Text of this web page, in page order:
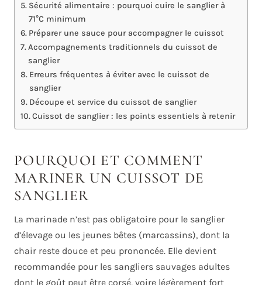
Sécurité alimentaire : pourquoi cuire le sanglier à
71°C minimum
Préparer une sauce pour accompagner le cuissot
Accompagnements traditionnels du cuissot de
sanglier
Erreurs fréquentes à éviter avec le cuissot de
sanglier
Découpe et service du cuissot de sanglier
Cuissot de sanglier : les points essentiels à retenir
POURQUOI ET COMMENT
MARINER UN CUISSOT DE
SANGLIER
La marinade n’est pas obligatoire pour le sanglier
d’élevage ou les jeunes bêtes (marcassins), dont la
chair reste douce et peu prononcée. Elle devient
recommandée pour les sangliers sauvages adultes
dont le goût peut être corsé, voire légèrement fort